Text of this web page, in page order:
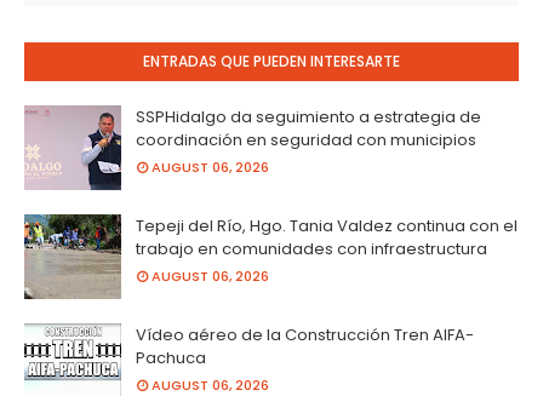
ENTRADAS QUE PUEDEN INTERESARTE
SSPHidalgo da seguimiento a estrategia de
coordinación en seguridad con municipios
AUGUST 06, 2026
Tepeji del Río, Hgo. Tania Valdez continua con el
trabajo en comunidades con infraestructura
AUGUST 06, 2026
Vídeo aéreo de la Construcción Tren AIFA-
Pachuca
AUGUST 06, 2026